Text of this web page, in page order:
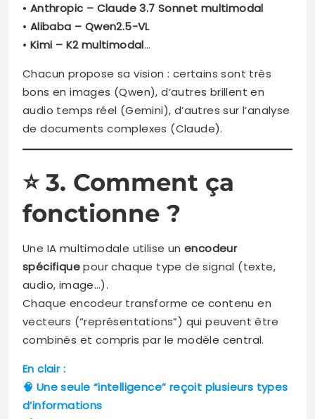
• Anthropic – Claude 3.7 Sonnet multimodal
• Alibaba – Qwen2.5-VL
• Kimi – K2 multimodal…
Chacun propose sa vision : certains sont très
bons en images (Qwen), d’autres brillent en
audio temps réel (Gemini), d’autres sur l’analyse
de documents complexes (Claude).
⭐3. Comment ça
fonctionne ?
Une IA multimodale utilise un encodeur
spécifiquepour chaque type de signal (texte,
audio, image…).
Chaque encodeur transforme ce contenu en
vecteurs (“représentations”) qui peuvent être
combinés et compris par le modèle central.
En clair :
🧠 Une seule “intelligence” reçoit plusieurs types
d’informations